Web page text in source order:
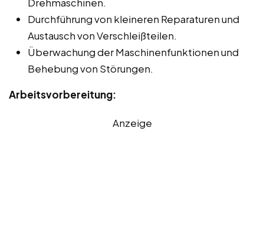
Durchführung von kleineren Reparaturen und
Austausch von Verschleißteilen.
Überwachung der Maschinenfunktionen und
Behebung von Störungen.
Arbeitsvorbereitung:
Anzeige